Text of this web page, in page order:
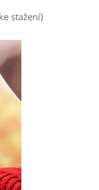
stažení)